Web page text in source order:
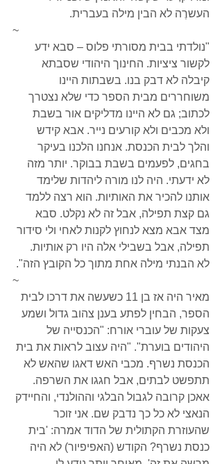
העשרֶה לא הבין מילה בעברית.
~
"נולדתי בבית מסורתי פלוס – סבא ידע
לקשור ציציות. החינוך היהודי שסבתא
קיבלה לא דבק בנו. בשבתות היינו
משוחררים מבית הספר כדי שלא נצטרך
לכתוב; גם לא היינו מדליקים אור בשבת
ולא מכבים ולא קורעים נייר. אבא קידש
והלך לבית הכנסת. אנחנו הלכנו בעיקר
בחגים, לפעמים בשבת בבוקר. יותר מזה
לא ידעתי. היה לנו מורה ליהדות שלימד
אותנו להכיר את האותיות. הוא רצה ללמד
גם קצת תפילה, אבל זה לא נקלט. סבא
מצד אבא מצא לנחוץ לקנות לאחי ולי סידור
תפילה, אבל בשבילי אלה היו רק אותיות.
לא הבנתי מילה אחת מתוך כל הקובץ הזה".
~
מאיר היה אז בן 11 כשעשה את דרכו לבית
הספר, הבחין לפתע בענן צהוב גדול ושמע
צעקות של עוברי אורח: "הכנסייה של
היהודים בוערת". "היה עצוב לראות את בית
הכנסת נשרף. מכבי האש דאגו שהאש לא
תתפשט לבתים, אבל חגגו את השרפה.
אאכן קרובה לגבול הבלגי וההולנדי, והחיידק
הנאצי לא כל כך נדבק שם. אני זוכר
שהעוזרת הקתולית של הדוד אמרה: 'בית
כנסת נשרף? הקודש (האפיפיור) לא היה